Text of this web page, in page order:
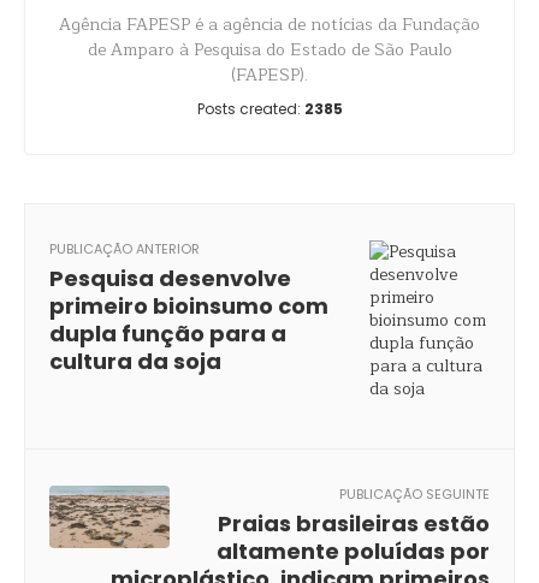
Agência FAPESP é a agência de notícias da Fundação
de Amparo à Pesquisa do Estado de São Paulo
(FAPESP).
Posts created: 2385
PUBLICAÇÃO ANTERIOR
Pesquisa desenvolve
primeiro bioinsumo com
dupla função para a
cultura da soja
PUBLICAÇÃO SEGUINTE
Praias brasileiras estão
altamente poluídas por